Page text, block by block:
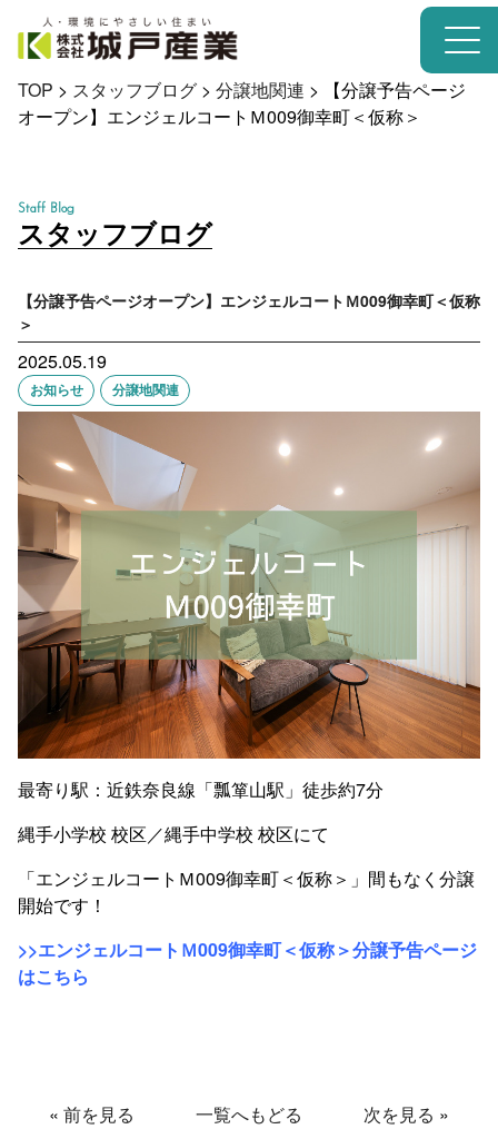
TOP > スタッフブログ > 分譲地関連 >
【分譲予告ページ
オープン】エンジェルコートＭ009御幸町＜仮称＞
Staff Blog
スタッフブログ
【分譲予告ページオープン】エンジェルコートＭ009御幸町＜仮称
＞
2025.05.19
お知らせ 分譲地関連
最寄り駅：近鉄奈良線「瓢箪山駅」徒歩約7分
縄手小学校 校区／縄手中学校 校区にて
「エンジェルコートＭ009御幸町＜仮称＞」間もなく分譲
開始です！
>>エンジェルコートＭ009御幸町＜仮称＞分譲予告ページ
はこちら
« 前を見る 一覧へもどる 次を見る »